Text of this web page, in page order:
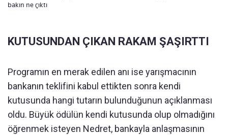
bakın ne çıktı
KUTUSUNDAN ÇIKAN RAKAM ŞAŞIRTTI
Programın en merak edilen anı ise yarışmacının
bankanın teklifini kabul ettikten sonra kendi
kutusunda hangi tutarın bulunduğunun açıklanması
oldu. Büyük ödülün kendi kutusunda olup olmadığını
öğrenmek isteyen Nedret, bankayla anlaşmasının